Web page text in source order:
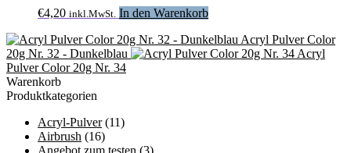
€4,20 inkl.MwSt. In den Warenkorb
Acryl Pulver Color
20g Nr. 32 - Dunkelblau
Acryl
Pulver Color 20g Nr. 34
Warenkorb
Produktkategorien
Acryl-Pulver (11)
Airbrush (16)
Angebot zum testen (3)